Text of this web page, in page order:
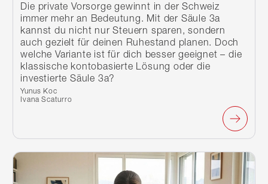
Die private Vorsorge gewinnt in der Schweiz
immer mehr an Bedeutung. Mit der Säule 3a
kannst du nicht nur Steuern sparen, sondern
auch gezielt für deinen Ruhestand planen. Doch
welche Variante ist für dich besser geeignet – die
klassische kontobasierte Lösung oder die
investierte Säule 3a?
Verfasst von:
Yunus Koc
Ivana Scaturro
Weiterlesen